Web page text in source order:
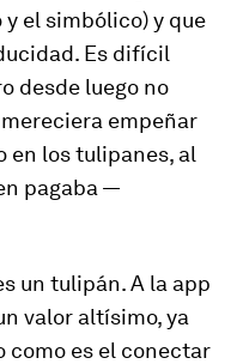
el simbólico) y que
Es difícil
desde luego no
empeñar
en los tulipanes, al
pagaba —
un tulipán. A la app
valor altísimo, ya
como es el conectar